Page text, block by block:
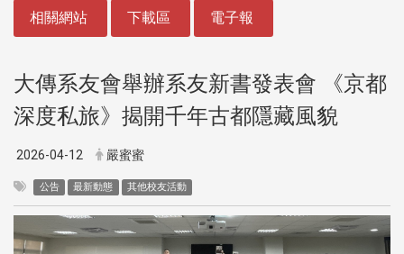
相關網站 下載區 電子報
大傳系友會舉辦系友新書發表會 《京都
深度私旅》揭開千年古都隱藏風貌
2026-04-12 嚴蜜蜜
公告 最新動態 其他校友活動